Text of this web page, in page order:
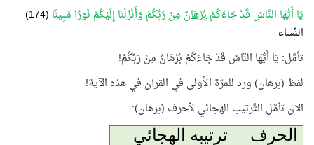
يَا أَيُّهَا النَّاسُ قَدْ جَاءَكُمْبُرْهَانٌ مِنْ رَبِّكُمْ وَأَنْزَلْنَا إِلَيْكُمْ نُورًا مُبِينًا
(174)
النِّساء
تأمَّل: يَا أَيُّهَا النَّاسُ قَدْ جَاءَكُمْبُرْهَانٌ مِنْ رَبِّكُمْ!
لفظ (برهان) ورد للمرّة الأولى في القرآن في هذه الآية!
الآن تأمَّل التَّرتيب الهجائي لأحرف (برهان):
الحرف
ترتيبه الهجائي